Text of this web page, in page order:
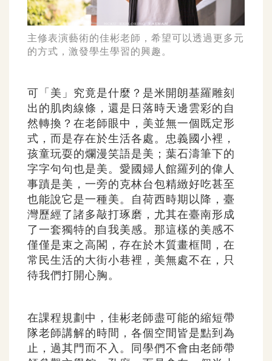
主修表演藝術的佳彬老師，希望可以透過更多元
的方式，激發學生學習的興趣。
可「美」究竟是什麼？是米開朗基羅雕刻
出的肌肉線條，還是日落時天邊雲彩的自
然轉換？在老師眼中，美並無一個既定形
式，而是存在於生活各處。忠義國小裡，
孩童玩耍的爛漫笑語是美；葉石濤筆下的
字字句句也是美。愛國婦人館羅列的偉人
事蹟是美，一旁的克林台包精緻好吃甚至
也能說它是一種美。自荷西時期以降，臺
灣歷經了諸多敲打琢磨，尤其在臺南形成
了一套獨特的自我美感。那這樣的美感不
僅僅是束之高閣，存在於木質畫框間，在
常民生活的大街小巷裡，美無處不在，只
待我們打開心胸。
在課程規劃中，佳彬老師盡可能的縮短帶
隊老師講解的時間，各個空間皆是點到為
止，過其門而不入。同學們不會由老師帶